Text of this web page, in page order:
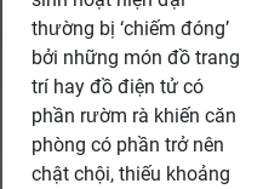
thường bị ‘chiếm đóng’
bởi những món đồ trang
trí hay đồ điện tử có
phần rườm rà khiến căn
phòng có phần trở nên
chật chội, thiếu khoảng